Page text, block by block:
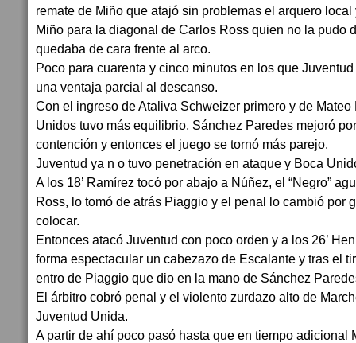
remate de Miño que atajó sin problemas el arquero
Miño para la diagonal de Carlos Ross quien no la pudo
quedaba de cara frente al arco.
Poco para cuarenta y cinco minutos en los que
una ventaja parcial al descanso.
Con el ingreso de Ataliva Schweizer primero y de
Unidos tuvo más equilibrio, Sánchez Paredes mejoró
contención y entonces el juego se tornó más parejo.
Juventud ya n o tuvo penetración en ataque y Boca
A los 18’ Ramírez tocó por abajo a Núñez, el “Negro”
Ross, lo tomó de atrás Piaggio y el penal lo cambió por
colocar.
Entonces atacó Juventud con poco orden y a los 26’
forma espectacular un cabezazo de Escalante y tras el
entro de Piaggio que dio en la mano de Sánchez
El árbitro cobró penal y el violento zurdazo alto de
Juventud Unida.
A partir de ahí poco pasó hasta que en tiempo adicional